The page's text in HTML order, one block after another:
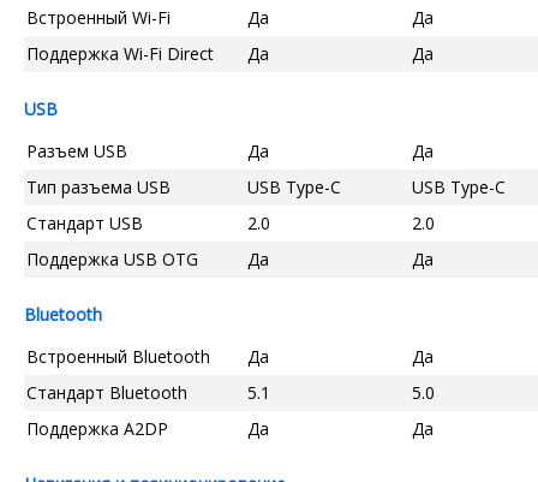
Встроенный Wi-Fi
Да
Да
Поддержка Wi-Fi Direct
Да Да
USB
Разъем USB
Да
Да
Тип разъема USB
USB Type-C
USB Type-C
Стандарт USB
2.0
2.0
Поддержка USB OTG
Да Да
Bluetooth
Встроенный Bluetooth
Да
Да
Стандарт Bluetooth
5.1
5.0
Поддержка A2DP
Да Да